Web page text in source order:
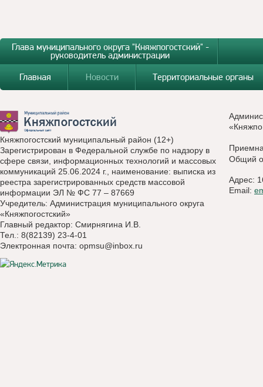
Глава муниципального округа "Княжпогостский" -
руководитель администрации
Главная
Новости Территориальные органы
Княжпогостский муниципальный район (12+)
Зарегистрирован в Федеральной службе по надзору в
сфере связи, информационных технологий и массовых
коммуникаций 25.06.2024 г., наименование: выписка из
реестра зарегистрированных средств массовой
информации ЭЛ № ФС 77 – 87669
Учредитель: Администрация муниципального округа
«Княжпогостский»
Главный редактор: Смирнягина И.В.
Тел.: 8(82139) 23-4-01
Электронная почта: opmsu@inbox.ru
Общий
Адрес:
Email: